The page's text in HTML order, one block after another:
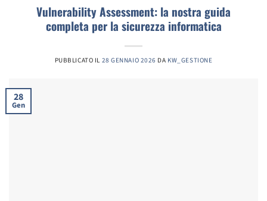
Vulnerability Assessment: la nostra guida
completa per la sicurezza informatica
PUBBLICATO IL 28 GENNAIO 2026 DA KW_GESTIONE
28
Gen